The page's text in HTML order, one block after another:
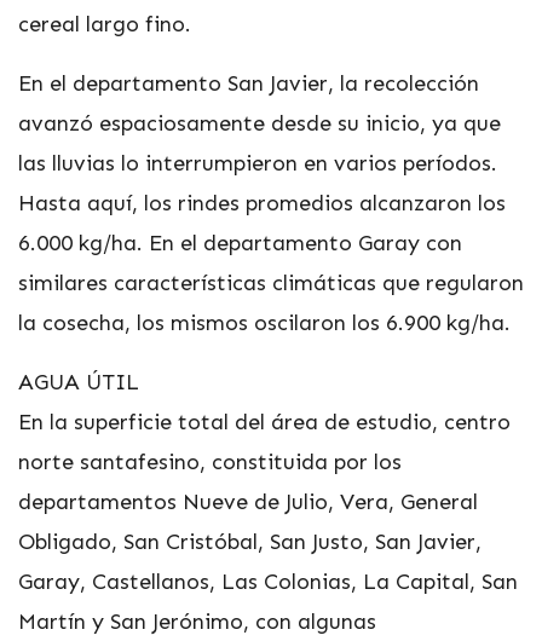
cereal largo fino.
En el departamento San Javier, la recolección
avanzó espaciosamente desde su inicio, ya que
las lluvias lo interrumpieron en varios períodos.
Hasta aquí, los rindes promedios alcanzaron los
6.000 kg/ha. En el departamento Garay con
similares características climáticas que regularon
la cosecha, los mismos oscilaron los 6.900 kg/ha.
AGUA ÚTIL
En la superficie total del área de estudio, centro
norte santafesino, constituida por los
departamentos Nueve de Julio, Vera, General
Obligado, San Cristóbal, San Justo, San Javier,
Garay, Castellanos, Las Colonias, La Capital, San
Martín y San Jerónimo, con algunas